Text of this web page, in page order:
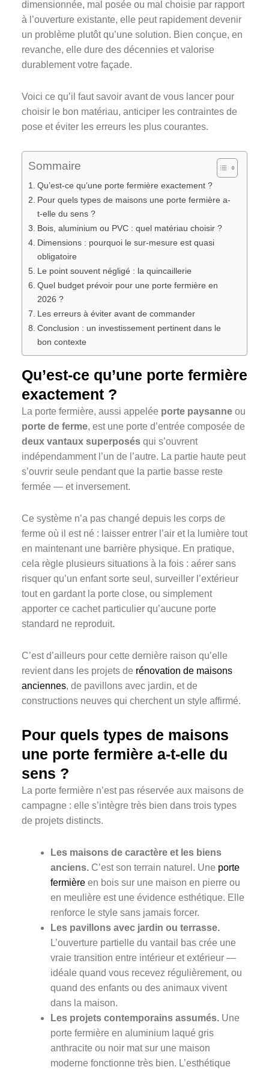
dimensionnée, mal posée ou mal choisie par rapport
à l’ouverture existante, elle peut rapidement devenir
un problème plutôt qu’une solution. Bien conçue, en
revanche, elle dure des décennies et valorise
durablement votre façade.
Voici ce qu’il faut savoir avant de vous lancer pour
choisir le bon matériau, anticiper les contraintes de
pose et éviter les erreurs les plus courantes.
Sommaire
Qu’est-ce qu’une porte fermière exactement ?
Pour quels types de maisons une porte fermière a-
t-elle du sens ?
Bois, aluminium ou PVC : quel matériau choisir ?
Dimensions : pourquoi le sur-mesure est quasi
obligatoire
Le point souvent négligé : la quincaillerie
Quel budget prévoir pour une porte fermière en
2026 ?
Les erreurs à éviter avant de commander
Conclusion : un investissement pertinent dans le
bon contexte
Qu’est-ce qu’une porte fermière
exactement ?
La porte fermière, aussi appelée porte paysanne ou
porte de ferme, est une porte d’entrée composée de
deux vantaux superposés qui s’ouvrent
indépendamment l’un de l’autre. La partie haute peut
s’ouvrir seule pendant que la partie basse reste
fermée — et inversement.
Ce système n’a pas changé depuis les corps de
ferme où il est né : laisser entrer l’air et la lumière tout
en maintenant une barrière physique. En pratique,
cela règle plusieurs situations à la fois : aérer sans
risquer qu’un enfant sorte seul, surveiller l’extérieur
tout en gardant la porte close, ou simplement
apporter ce cachet particulier qu’aucune porte
standard ne reproduit.
C’est d’ailleurs pour cette dernière raison qu’elle
revient dans les projets de rénovation de maisons
anciennes, de pavillons avec jardin, et de
constructions neuves qui cherchent un style affirmé.
Pour quels types de maisons
une porte fermière a-t-elle du
sens ?
La porte fermière n’est pas réservée aux maisons de
campagne : elle s’intègre très bien dans trois types
de projets distincts.
Les maisons de caractère et les biens
anciens. C’est son terrain naturel. Une porte
fermière en bois sur une maison en pierre ou
en meulière est une évidence esthétique. Elle
renforce le style sans jamais forcer.
Les pavillons avec jardin ou terrasse.
L’ouverture partielle du vantail bas crée une
vraie transition entre intérieur et extérieur —
idéale quand vous recevez régulièrement, ou
quand des enfants ou des animaux vivent
dans la maison.
Les projets contemporains assumés. Une
porte fermière en aluminium laqué gris
anthracite ou noir mat sur une maison
moderne fonctionne très bien. L’esthétique